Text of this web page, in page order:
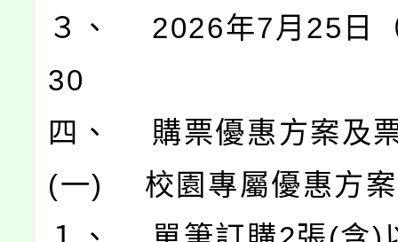
３、 2026年7月25日
30
四、 購票優惠方案及
(一) 校園專屬優惠方